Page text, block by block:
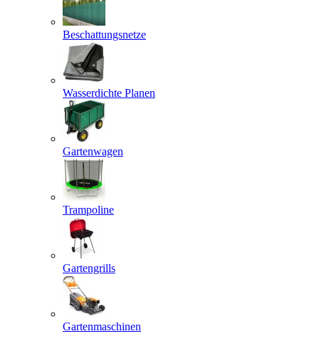
Beschattungsnetze
Wasserdichte Planen
Gartenwagen
Trampoline
Gartengrills
Gartenmaschinen